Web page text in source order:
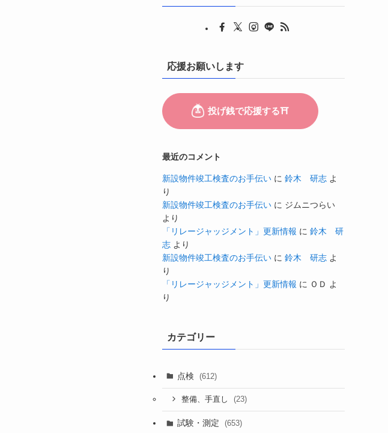
応援お願いします
最近のコメント
新設物件竣工検査のお手伝い に 鈴木 研志 よ
り
新設物件竣工検査のお手伝い に ジムニつらい
より
「リレージャッジメント」更新情報 に 鈴木 研
志 より
新設物件竣工検査のお手伝い に 鈴木 研志 よ
り
「リレージャッジメント」更新情報 に ＯＤ よ
り
カテゴリー
点検 (612)
整備、手直し (23)
試験・測定 (653)